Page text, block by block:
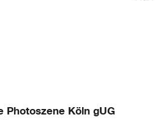
Photoszene Köln gUG